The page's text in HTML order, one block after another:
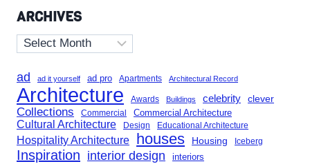
ARCHIVES
Archives
ad ad it yourself ad pro Apartments Architectural Record
Architecture Awards Buildings celebrity clever
Collections Commercial Commercial Architecture
Cultural Architecture Design Educational Architecture
Hospitality Architecture houses Housing Iceberg
Inspiration interior design interiors